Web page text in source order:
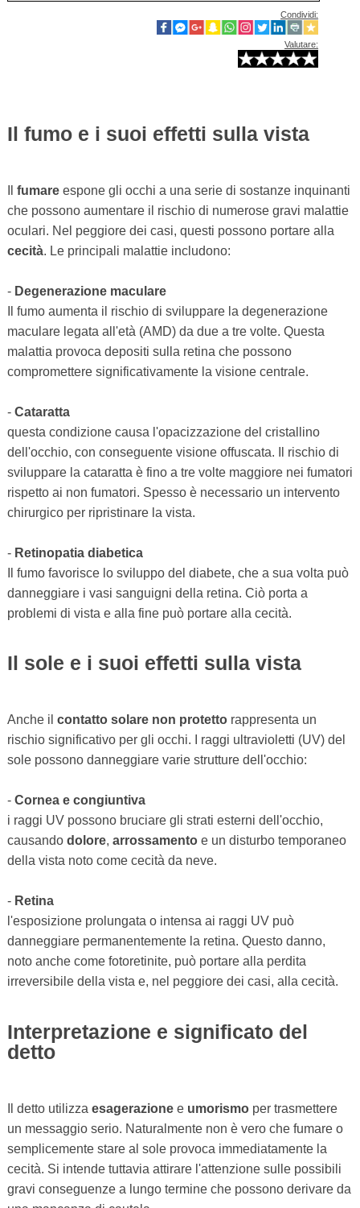
Condividi:
Valutare:
Il fumo e i suoi effetti sulla vista
fumareespone gli occhi a una serie di sostanze inquinanti
che possono aumentare il rischio di numerose gravi malattie
oculari. Nel peggiore dei casi, questi possono portare alla
cecità. Le principali malattie includono:
- Degenerazione maculare
Il fumo aumenta il rischio di sviluppare la degenerazione
maculare legata all'età (AMD) da due a tre volte. Questa
malattia provoca depositi sulla retina che possono
compromettere significativamente la visione centrale.
- Cataratta
questa condizione causa l'opacizzazione del cristallino
dell'occhio, con conseguente visione offuscata. Il rischio di
sviluppare la cataratta è fino a tre volte maggiore nei fumatori
rispetto ai non fumatori. Spesso è necessario un intervento
chirurgico per ripristinare la vista.
- Retinopatia diabetica
Il fumo favorisce lo sviluppo del diabete, che a sua volta può
danneggiare i vasi sanguigni della retina. Ciò porta a
problemi di vista e alla fine può portare alla cecità.
Il sole e i suoi effetti sulla vista
Anche il contatto solare non protettorappresenta un
rischio significativo per gli occhi. I raggi ultravioletti (UV) del
sole possono danneggiare varie strutture dell'occhio:
- Cornea e congiuntiva
i raggi UV possono bruciare gli strati esterni dell'occhio,
causando dolore, arrossamentoe un disturbo temporaneo
della vista noto come cecità da neve.
- Retina
l'esposizione prolungata o intensa ai raggi UV può
danneggiare permanentemente la retina. Questo danno,
noto anche come fotoretinite, può portare alla perdita
irreversibile della vista e, nel peggiore dei casi, alla cecità.
Interpretazione e significato del
detto
Il detto utilizza esagerazionee umorismoper trasmettere
un messaggio serio. Naturalmente non è vero che fumare o
semplicemente stare al sole provoca immediatamente la
cecità. Si intende tuttavia attirare l'attenzione sulle possibili
gravi conseguenze a lungo termine che possono derivare da